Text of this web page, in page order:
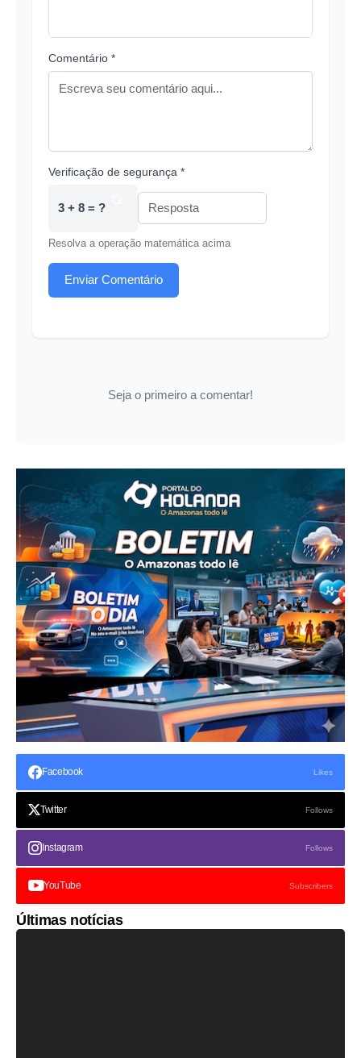
Comentário *
Verificação de segurança *
3 + 8 = ?
Resolva a operação matemática acima
Enviar Comentário
Seja o primeiro a comentar!
Facebook Likes
Twitter Follows
Instagram Follows
YouTube Subscribers
Últimas notícias